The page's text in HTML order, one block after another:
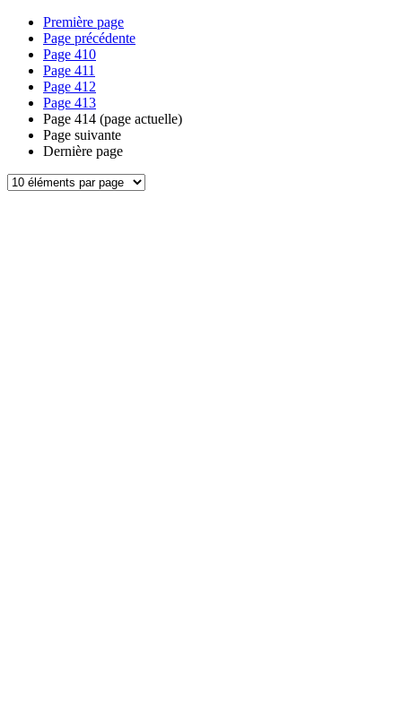
Première page
Page précédente
Page 410
Page 411
Page 412
Page 413
Page 414 (page actuelle)
Page suivante
Dernière page